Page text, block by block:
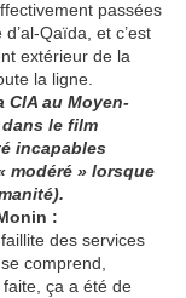
passées
Qaïda, et c’est
extérieur de la
la ligne.
CIA au Moyen-
le film
incapables
modéré » lorsque
:
des services
comprend,
faite, ça a été de